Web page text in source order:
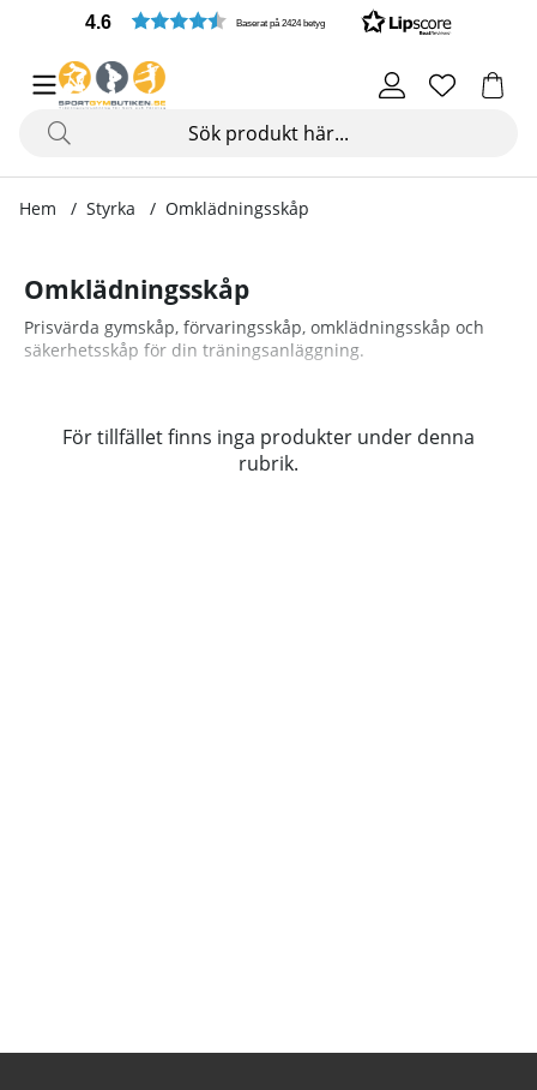
4.6 Baserat på 2424 betyg
Hem Styrka Omklädningsskåp
Omklädningsskåp
Prisvärda gymskåp, förvaringsskåp, omklädningsskåp och
säkerhetsskåp för din träningsanläggning.
Produkter
För tillfället finns inga produkter under denna
rubrik.